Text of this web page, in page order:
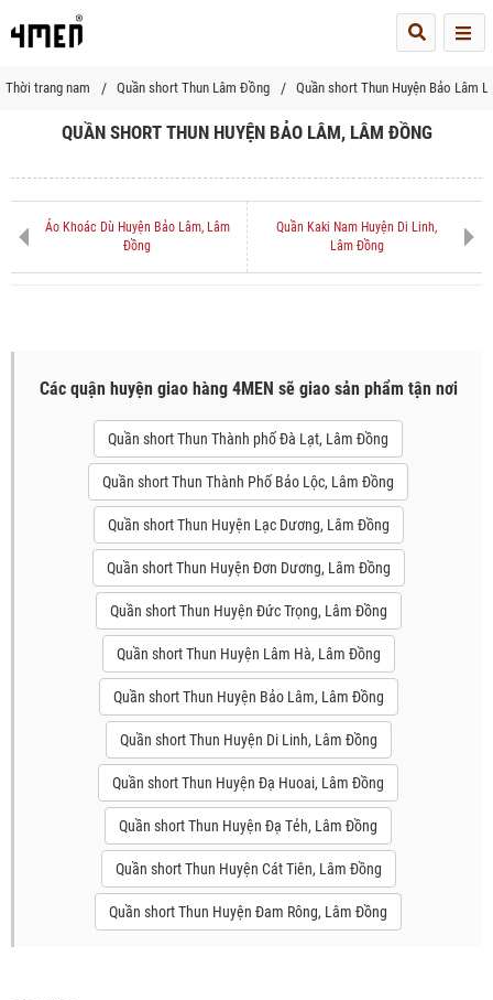
Thời trang nam Quần short Thun Lâm Đồng Quần short Thun Huyện Bảo Lâm
QUẦN SHORT THUN HUYỆN BẢO LÂM, LÂM ĐỒNG
Áo Khoác Dù Huyện Bảo Lâm, Lâm
Đồng
Quần Kaki Nam Huyện Di Linh,
Lâm Đồng
Các quận huyện giao hàng 4MEN sẽ giao sản phẩm tận nơi
Quần short Thun Thành phố Đà Lạt, Lâm Đồng
Quần short Thun Thành Phố Bảo Lộc, Lâm Đồng
Quần short Thun Huyện Lạc Dương, Lâm Đồng
Quần short Thun Huyện Đơn Dương, Lâm Đồng
Quần short Thun Huyện Đức Trọng, Lâm Đồng
Quần short Thun Huyện Lâm Hà, Lâm Đồng
Quần short Thun Huyện Bảo Lâm, Lâm Đồng
Quần short Thun Huyện Di Linh, Lâm Đồng
Quần short Thun Huyện Đạ Huoai, Lâm Đồng
Quần short Thun Huyện Đạ Tẻh, Lâm Đồng
Quần short Thun Huyện Cát Tiên, Lâm Đồng
Quần short Thun Huyện Đam Rông, Lâm Đồng